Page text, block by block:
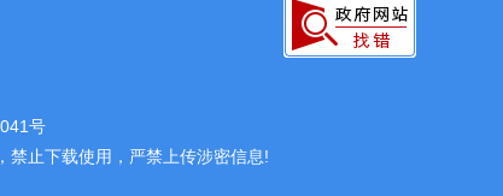
号
禁止下载使用，严禁上传涉密信息!